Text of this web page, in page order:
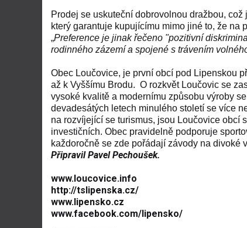
Prodej se uskuteční dobrovolnou dražbou,
který garantuje kupujícímu mimo jiné to, že na
„Preference je jinak řečeno "pozitivní
rodinného zázemí a spojené s trávením
Obec Loučovice, je první obcí pod Lipenskou
až k Vyššímu Brodu. O rozkvět Loučovic se
vysoké kvalitě a modernímu způsobu výroby
devadesátých letech minulého století se více
na rozvíjející se turismus, jsou Loučovice obcí
investičních. Obec pravidelně podporuje
každoročně se zde pořádají závody na divoké
Připravil Pavel Pechoušek.
www.loucovice.info
http://tslipenska.cz/
www.lipensko.cz
www.facebook.com/lipensko/